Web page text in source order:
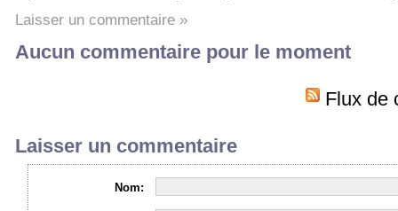
Laisser un commentaire »
Aucun commentaire pour le moment
Flux de
Laisser un commentaire
Nom: